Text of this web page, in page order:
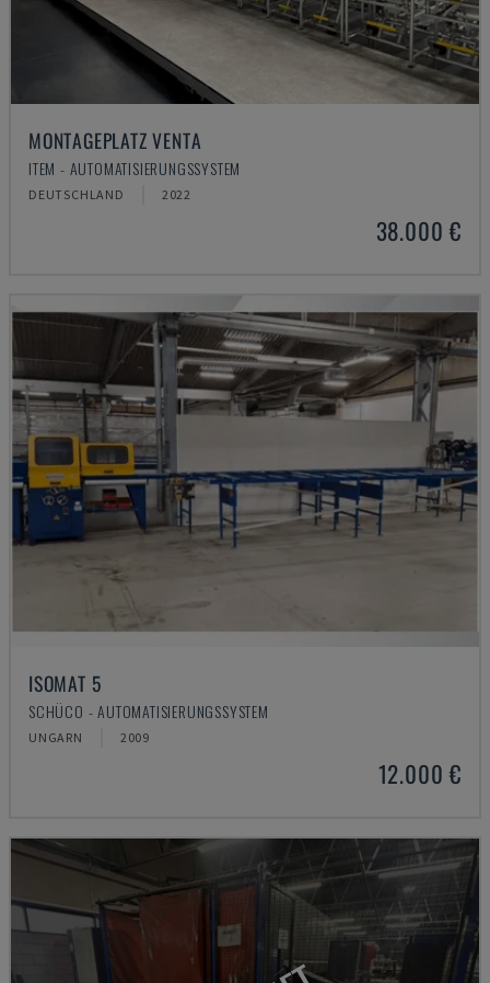
MONTAGEPLATZ VENTA
ITEM - AUTOMATISIERUNGSSYSTEM
DEUTSCHLAND 2022
38.000 €
ISOMAT 5
SCHÜCO - AUTOMATISIERUNGSSYSTEM
UNGARN 2009
12.000 €